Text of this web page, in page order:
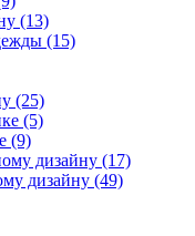
(13)
(15)
(25)
(5)
(9)
дизайну (17)
дизайну (49)